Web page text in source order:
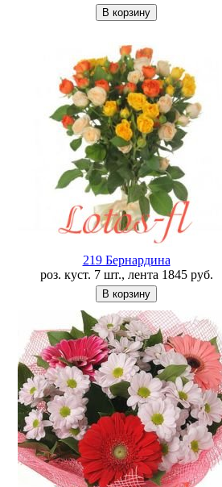
219 Бернардина
роз. куст. 7 шт., лента 1845 руб.